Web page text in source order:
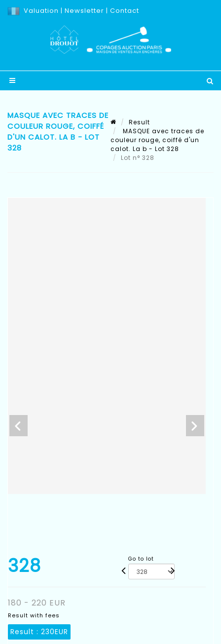
Valuation | Newsletter | Contact
MASQUE AVEC TRACES DE
COULEUR ROUGE, COIFFÉ
D'UN CALOT. LA B - LOT
328
Result
MASQUE avec traces de
couleur rouge, coiffé d'un
calot. La b - Lot 328
Lot n° 328
328 Go to lot
180 - 220 EUR
Result with fees
Result : 230EUR